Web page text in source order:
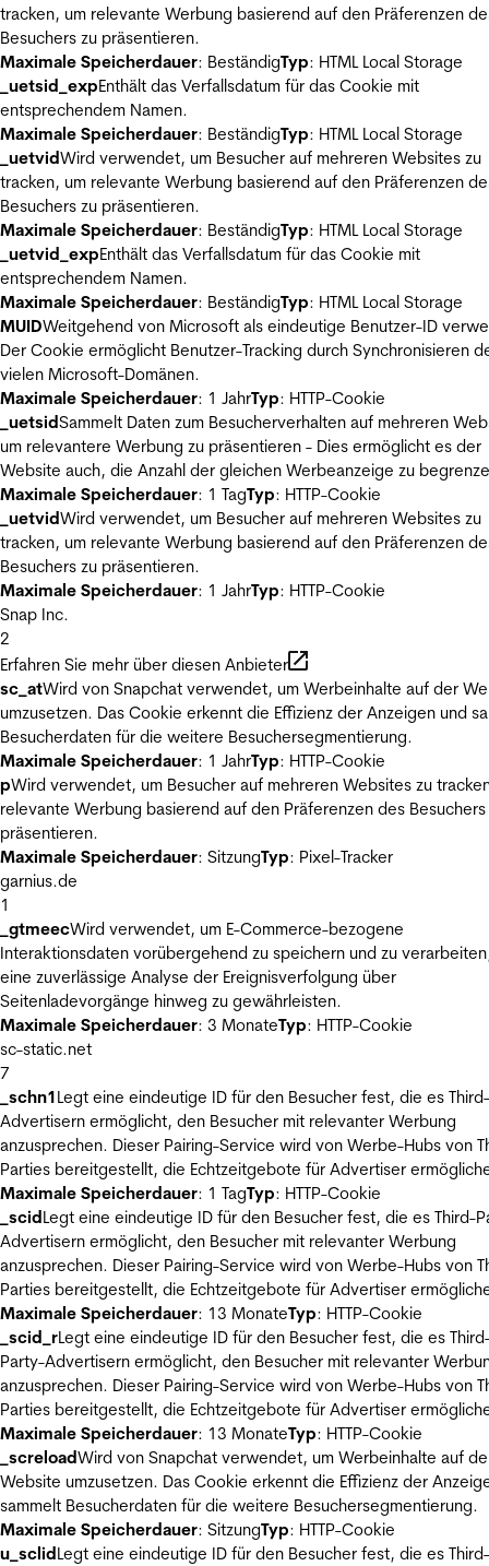
tracken, um relevante Werbung basierend auf den Präferenzen
Besuchers zu präsentieren.
Maximale Speicherdauer: BeständigTyp: HTML Local Storage
_uetsid_expEnthält das Verfallsdatum für das Cookie mit
entsprechendem Namen.
Maximale Speicherdauer: BeständigTyp: HTML Local Storage
_uetvidWird verwendet, um Besucher auf mehreren Websites zu
tracken, um relevante Werbung basierend auf den Präferenzen
Besuchers zu präsentieren.
Maximale Speicherdauer: BeständigTyp: HTML Local Storage
_uetvid_expEnthält das Verfallsdatum für das Cookie mit
entsprechendem Namen.
Maximale Speicherdauer: BeständigTyp: HTML Local Storage
MUIDWeitgehend von Microsoft als eindeutige Benutzer-ID
Der Cookie ermöglicht Benutzer-Tracking durch Synchronisieren
vielen Microsoft-Domänen.
Maximale Speicherdauer: 1 JahrTyp: HTTP-Cookie
_uetsidSammelt Daten zum Besucherverhalten auf mehreren
um relevantere Werbung zu präsentieren - Dies ermöglicht es der
Website auch, die Anzahl der gleichen Werbeanzeige zu
Maximale Speicherdauer: 1 TagTyp: HTTP-Cookie
_uetvidWird verwendet, um Besucher auf mehreren Websites zu
tracken, um relevante Werbung basierend auf den Präferenzen
Besuchers zu präsentieren.
Maximale Speicherdauer: 1 JahrTyp: HTTP-Cookie
Snap Inc.
2
Erfahren Sie mehr über diesen Anbieter
sc_atWird von Snapchat verwendet, um Werbeinhalte auf der
umzusetzen. Das Cookie erkennt die Effizienz der Anzeigen und
Besucherdaten für die weitere Besuchersegmentierung.
Maximale Speicherdauer: 1 JahrTyp: HTTP-Cookie
pWird verwendet, um Besucher auf mehreren Websites zu
relevante Werbung basierend auf den Präferenzen des Besuchers
präsentieren.
Maximale Speicherdauer: SitzungTyp: Pixel-Tracker
garnius.de
1
_gtmeecWird verwendet, um E-Commerce-bezogene
Interaktionsdaten vorübergehend zu speichern und zu
eine zuverlässige Analyse der Ereignisverfolgung über
Seitenladevorgänge hinweg zu gewährleisten.
Maximale Speicherdauer: 3 MonateTyp: HTTP-Cookie
sc-static.net
7
_schn1Legt eine eindeutige ID für den Besucher fest, die es
Advertisern ermöglicht, den Besucher mit relevanter Werbung
anzusprechen. Dieser Pairing-Service wird von Werbe-Hubs von
Parties bereitgestellt, die Echtzeitgebote für Advertiser
Maximale Speicherdauer: 1 TagTyp: HTTP-Cookie
_scidLegt eine eindeutige ID für den Besucher fest, die es Third-
Advertisern ermöglicht, den Besucher mit relevanter Werbung
anzusprechen. Dieser Pairing-Service wird von Werbe-Hubs von
Parties bereitgestellt, die Echtzeitgebote für Advertiser
Maximale Speicherdauer: 13 MonateTyp: HTTP-Cookie
_scid_rLegt eine eindeutige ID für den Besucher fest, die es
Party-Advertisern ermöglicht, den Besucher mit relevanter
anzusprechen. Dieser Pairing-Service wird von Werbe-Hubs von
Parties bereitgestellt, die Echtzeitgebote für Advertiser
Maximale Speicherdauer: 13 MonateTyp: HTTP-Cookie
_screloadWird von Snapchat verwendet, um Werbeinhalte auf
Website umzusetzen. Das Cookie erkennt die Effizienz der
sammelt Besucherdaten für die weitere Besuchersegmentierung.
Maximale Speicherdauer: SitzungTyp: HTTP-Cookie
u_sclidLegt eine eindeutige ID für den Besucher fest, die es